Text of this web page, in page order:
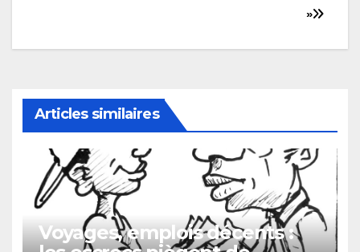
»
Articles similaires
Voyages, emplois décents :